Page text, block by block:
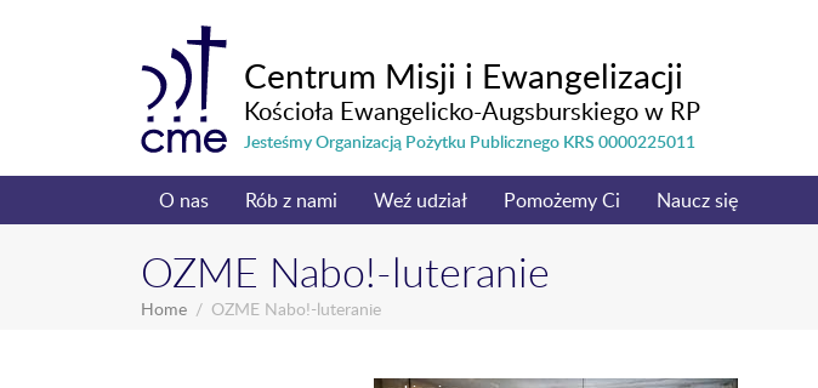
Centrum Misji i Ewangelizacji
Kościoła Ewangelicko-Augsburskiego w RP
Jesteśmy Organizacją Pożytku Publicznego KRS 0000225011
O nas Rób z nami Weź udział Pomożemy Ci Naucz się
OZME Nabo!-luteranie
Home OZME Nabo!-luteranie